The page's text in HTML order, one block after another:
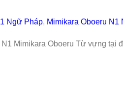
Ngữ Pháp, Mimikara Oboeru N1
Mimikara Oboeru Từ vựng tại